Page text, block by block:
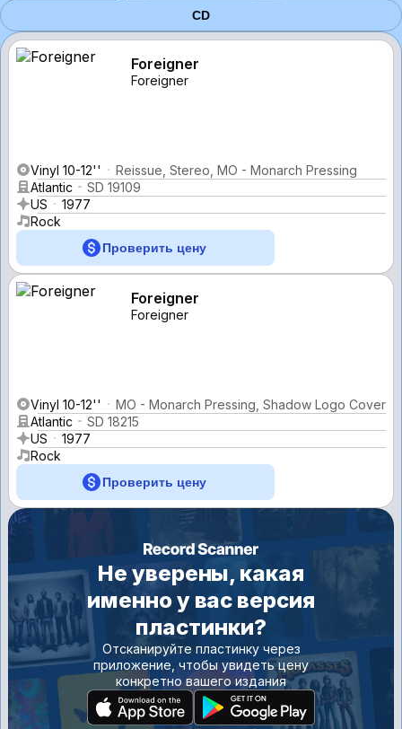
CD
Foreigner
Foreigner
Vinyl 10-12''
Reissue, Stereo, MO - Monarch Pressing
Atlantic
SD 19109
US
1977
Rock
Проверить цену
Foreigner
Foreigner
Vinyl 10-12''
MO - Monarch Pressing, Shadow Logo Cover
Atlantic
SD 18215
US
1977
Rock
Проверить цену
Не уверены, какая
именно у вас версия
пластинки?
Отсканируйте пластинку через
приложение, чтобы увидеть цену
конкретно вашего издания